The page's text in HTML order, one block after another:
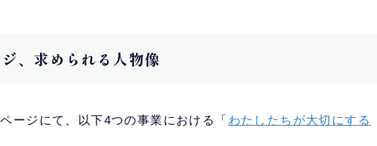
、求められる人物像
ージにて、以下4つの事業における「 わたしたちが大切にする